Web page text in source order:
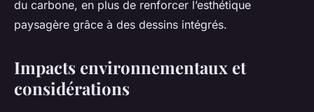
du carbone, en plus de renforcer l’esthétique
paysagère grâce à des dessins intégrés.
Impacts environnementaux et
considérations